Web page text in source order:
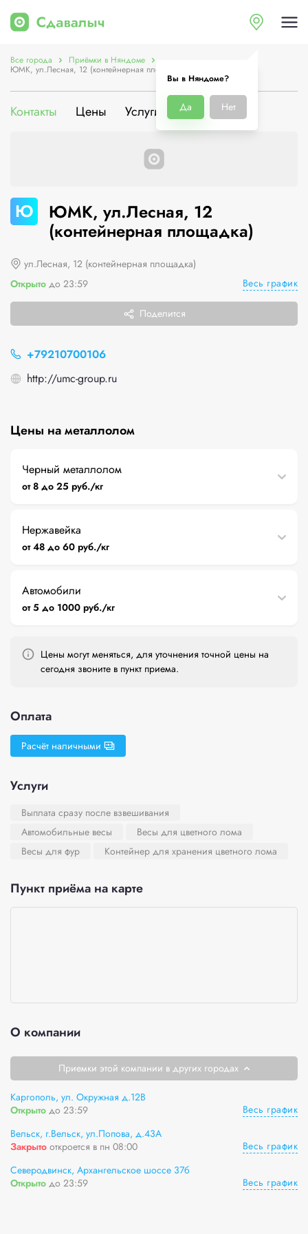
Вы в Няндоме?
Да Нет
Все города Приёмки в Няндоме
ЮМК, ул.Лесная, 12 (контейнерная площадка)
Контакты Цены Услуги О компании
Ю
ЮМК, ул.Лесная, 12
(контейнерная площадка)
ул.Лесная, 12 (контейнерная площадка)
Открыто до 23:59 Весь график
Поделится
+79210700106
http://umc-group.ru
Цены на металлолом
Черный металлолом
от 8 до 25 руб./кг
Нержавейка
от 48 до 60 руб./кг
Автомобили
от 5 до 1000 руб./кг
Цены могут меняться, для уточнения точной цены на
сегодня звоните в пункт приема.
Оплата
Расчёт наличными
Услуги
Выплата сразу после взвешивания
Автомобильные весы
Весы для цветного лома
Весы для фур
Контейнер для хранения цветного лома
Пункт приёма на карте
О компании
Приемки этой компании в других городах
Каргополь, ул. Окружная д.12В
Открыто до 23:59
Весь график
Вельск, г.Вельск, ул.Попова, д.43А
Закрыто откроется в пн 08:00
Весь график
Северодвинск, Архангельское шоссе 37б
Открыто до 23:59 Весь график